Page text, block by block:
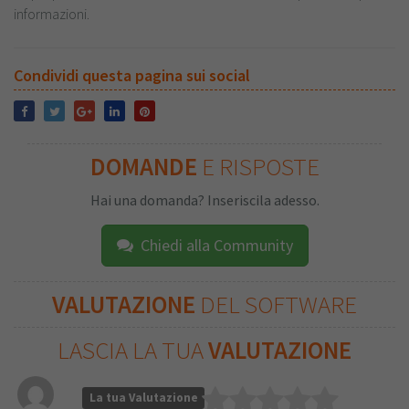
informazioni.
Condividi questa pagina sui social
DOMANDE E RISPOSTE
Hai una domanda? Inseriscila adesso.
Chiedi alla Community
VALUTAZIONE DEL SOFTWARE
LASCIA LA TUAVALUTAZIONE
La tua Valutazione